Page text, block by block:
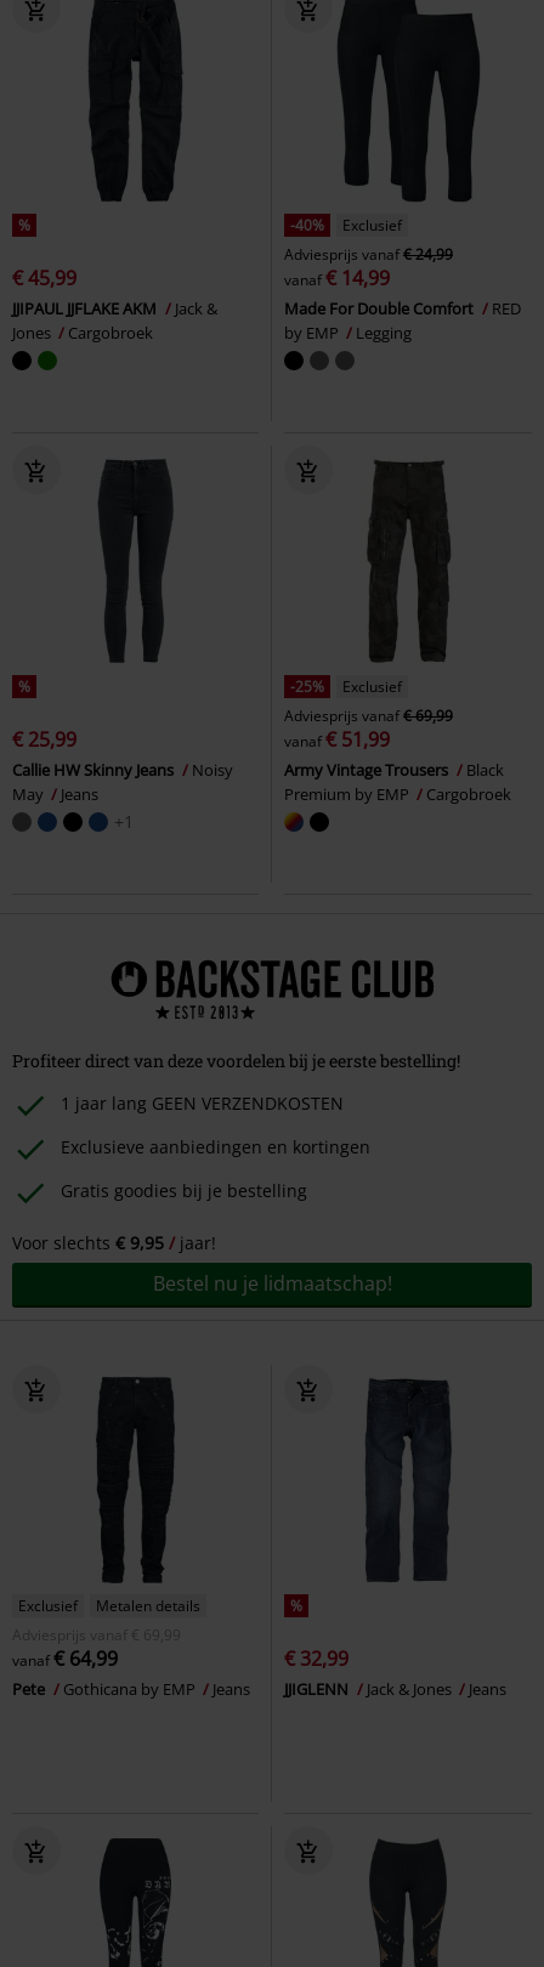
%
€ 45,99
JJIPAUL JJFLAKE AKM
Jack &
Jones
Cargobroek
-40%
Exclusief
Adviesprijs vanaf€ 24,99
vanaf€ 14,99
Made For Double Comfort
RED
by EMP
Legging
%
€ 25,99
Callie HW Skinny Jeans
Noisy
May
Jeans
+1
-25%
Exclusief
Adviesprijs vanaf€ 69,99
vanaf€ 51,99
Army Vintage Trousers
Black
Premium by EMP
Cargobroek
Profiteer direct van deze voordelen bij je eerste bestelling!
1 jaar lang GEEN VERZENDKOSTEN
Exclusieve aanbiedingen en kortingen
Gratis goodies bij je bestelling
Voor slechts € 9,95 jaar!
Bestel nu je lidmaatschap!
Exclusief
Metalen details
Adviesprijs
vanaf € 69,99
vanaf€ 64,99
Pete Gothicana by EMP Jeans
%
€ 32,99
JJIGLENN Jack & Jones Jeans